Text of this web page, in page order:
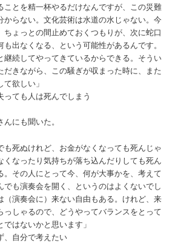
ことを精一杯やるだけなんですが、この災難
からない。文化芸術は水道の水じゃない。今
ちょっとの間止めておくつもりが、次に蛇口
出なくなる、という可能性があるんです。
継続してやってきているからできる。そうい
だきながら、この騒ぎが収まった時に、また
欲しい」
っても人は死んでしまう
にも聞いた。
も死ぬけれど、お金がなくなっても死んじゃ
くなったり気持ちが落ち込んだりしても死ん
。その人にとって今、何が大事かを、考えて
でも演奏会を開く、というのはよくないでし
（演奏会に）来ない自由もある。けれど、来
っしゃるので、どうやってバランスをとって
はないかと思います」
、自分で考えたい